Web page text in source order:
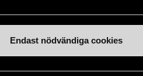
Endast nödvändiga cookies